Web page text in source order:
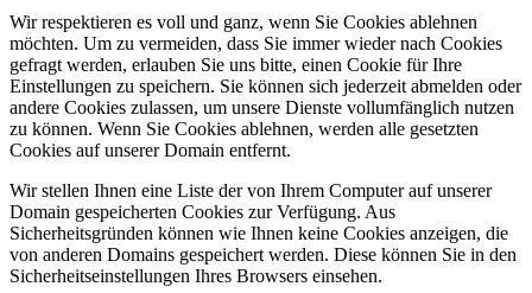
Wir respektieren es voll und ganz, wenn Sie Cookies ablehnen
möchten. Um zu vermeiden, dass Sie immer wieder nach Cookies
gefragt werden, erlauben Sie uns bitte, einen Cookie für Ihre
Einstellungen zu speichern. Sie können sich jederzeit abmelden oder
andere Cookies zulassen, um unsere Dienste vollumfänglich nutzen
zu können. Wenn Sie Cookies ablehnen, werden alle gesetzten
Cookies auf unserer Domain entfernt.
Wir stellen Ihnen eine Liste der von Ihrem Computer auf unserer
Domain gespeicherten Cookies zur Verfügung. Aus
Sicherheitsgründen können wie Ihnen keine Cookies anzeigen, die
von anderen Domains gespeichert werden. Diese können Sie in den
Sicherheitseinstellungen Ihres Browsers einsehen.